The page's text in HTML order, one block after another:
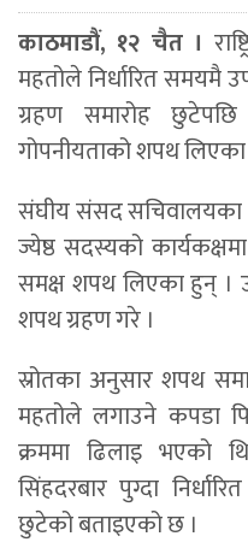
काठमाडौं, १२ चैत ।
महतोले निर्धारित समयमै
ग्रहण समारोह
गोपनीयताको शपथ
संघीय संसद सचिवालयका
ज्येष्ठ सदस्यको
समक्ष शपथ लिएका हुन् ।
शपथ ग्रहण गरे ।
स्रोतका अनुसार शपथ
महतोले लगाउने कपडा
क्रममा ढिलाइ भएको
सिंहदरबार पुग्दा
छुटेको बताइएको छ ।